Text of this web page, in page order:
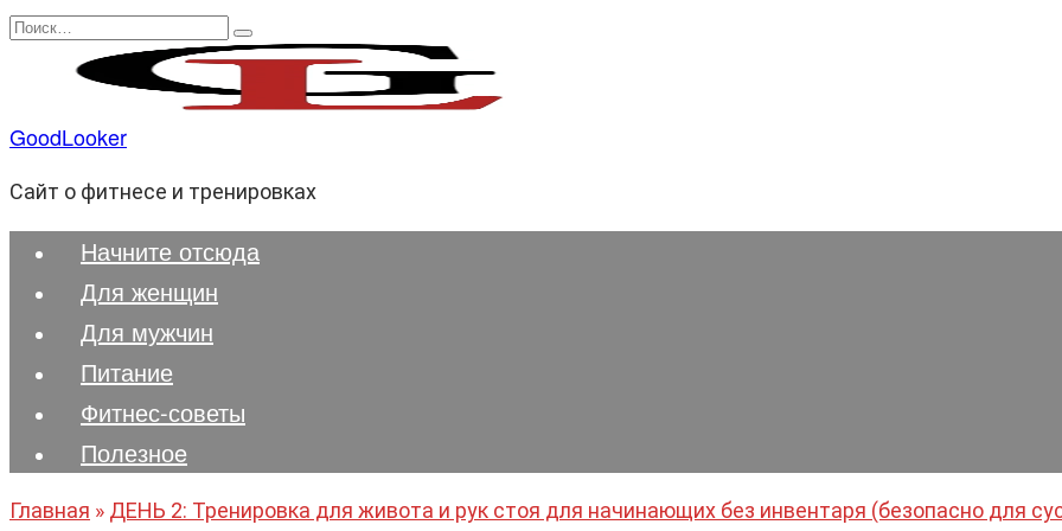
Перейти
содержанию
Search
GoodLooker
Сайт о фитнесе и тренировках
Начните отсюда
Для женщин
Для мужчин
Питание
Фитнес-советы
Полезноe
Главная » ДЕНЬ 2: Тренировка для живота и рук стоя для начинающих без инвентаря (безопасно для